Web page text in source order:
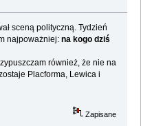
sceną polityczną. Tydzień
najpoważniej:na kogo dziś
również, że nie na
Placforma, Lewica i
Zapisane